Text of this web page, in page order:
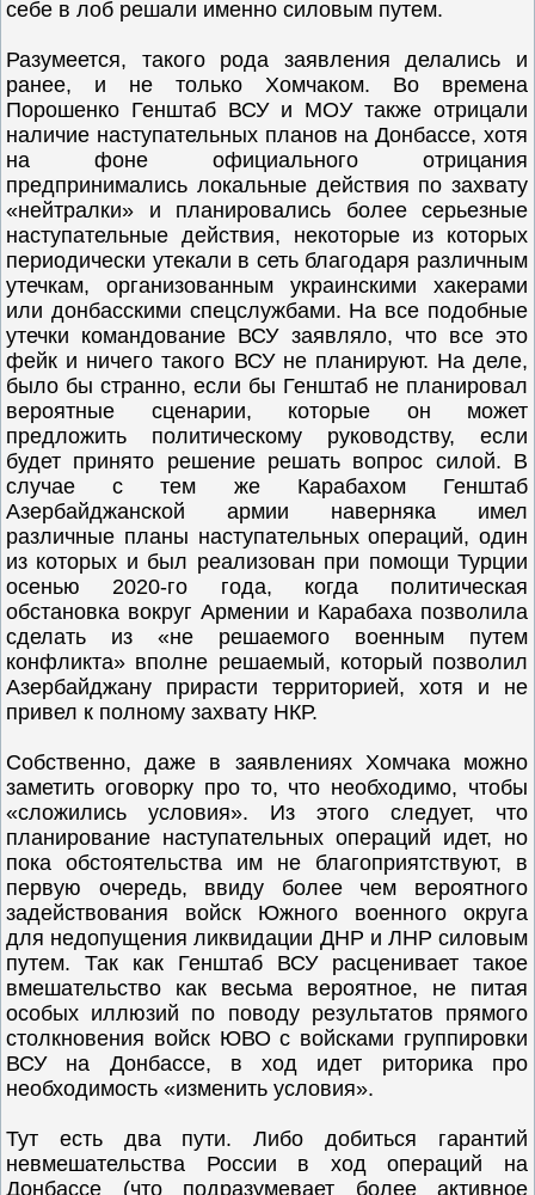
себе в лоб решали именно силовым путем.
Разумеется, такого рода заявления делались и
ранее, и не только Хомчаком. Во времена
Порошенко Генштаб ВСУ и МОУ также отрицали
наличие наступательных планов на Донбассе, хотя
на фоне официального отрицания
предпринимались локальные действия по захвату
«нейтралки» и планировались более серьезные
наступательные действия, некоторые из которых
периодически утекали в сеть благодаря различным
утечкам, организованным украинскими хакерами
или донбасскими спецслужбами. На все подобные
утечки командование ВСУ заявляло, что все это
фейк и ничего такого ВСУ не планируют. На деле,
было бы странно, если бы Генштаб не планировал
вероятные сценарии, которые он может
предложить политическому руководству, если
будет принято решение решать вопрос силой. В
случае с тем же Карабахом Генштаб
Азербайджанской армии наверняка имел
различные планы наступательных операций, один
из которых и был реализован при помощи Турции
осенью 2020-го года, когда политическая
обстановка вокруг Армении и Карабаха позволила
сделать из «не решаемого военным путем
конфликта» вполне решаемый, который позволил
Азербайджану прирасти территорией, хотя и не
привел к полному захвату НКР.
Собственно, даже в заявлениях Хомчака можно
заметить оговорку про то, что необходимо, чтобы
«сложились условия». Из этого следует, что
планирование наступательных операций идет, но
пока обстоятельства им не благоприятствуют, в
первую очередь, ввиду более чем вероятного
задействования войск Южного военного округа
для недопущения ликвидации ДНР и ЛНР силовым
путем. Так как Генштаб ВСУ расценивает такое
вмешательство как весьма вероятное, не питая
особых иллюзий по поводу результатов прямого
столкновения войск ЮВО с войсками группировки
ВСУ на Донбассе, в ход идет риторика про
необходимость «изменить условия».
Тут есть два пути. Либо добиться гарантий
невмешательства России в ход операций на
Донбассе (что подразумевает более активное